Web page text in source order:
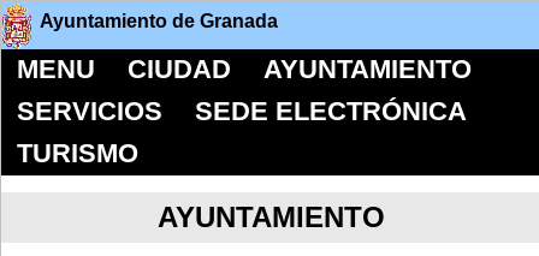
Ayuntamiento de Granada
MENU CIUDAD
AYUNTAMIENTO
SERVICIOS
SEDE ELECTRÓNICA
TURISMO
AYUNTAMIENTO